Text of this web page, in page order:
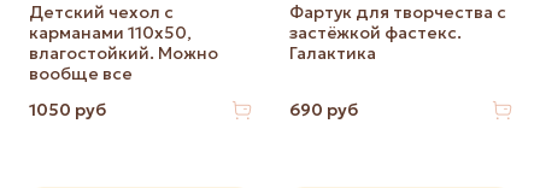
Детский чехол с
карманами 110х50,
влагостойкий. Можно
вообще все
1050 руб
Фартук для творчества с
застёжкой фастекс.
Галактика
690 руб